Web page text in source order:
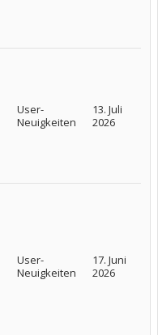
User-
Neuigkeiten
13. Juli
2026
User-
Neuigkeiten
17. Juni
2026